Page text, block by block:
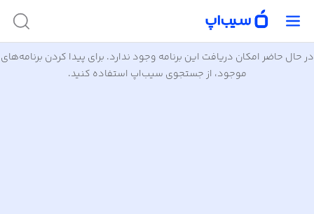
در حال حاضر امکان دریافت این برنامه وجود ندارد. برای پیدا کردن برنامه‌های
موجود، از جستجوی سیب‌اپ استفاده کنید.